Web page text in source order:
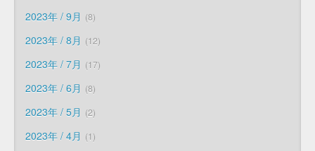
2023年 / 9月 8
2023年 / 8月 12
2023年 / 7月 17
2023年 / 6月 8
2023年 / 5月 2
2023年 / 4月 1